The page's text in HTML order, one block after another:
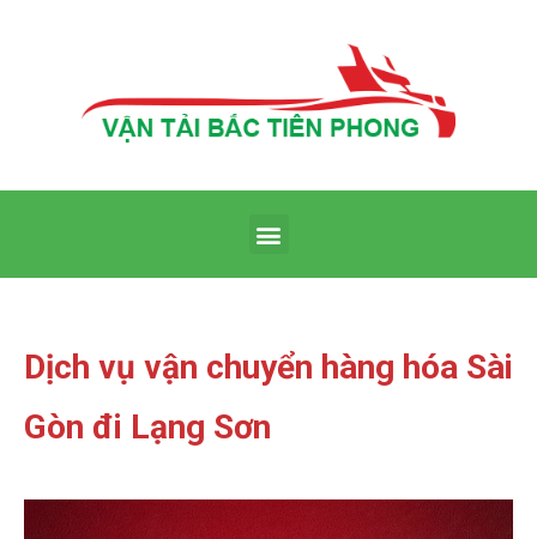
Dịch vụ vận chuyển hàng hóa Sài
Gòn đi Lạng Sơn